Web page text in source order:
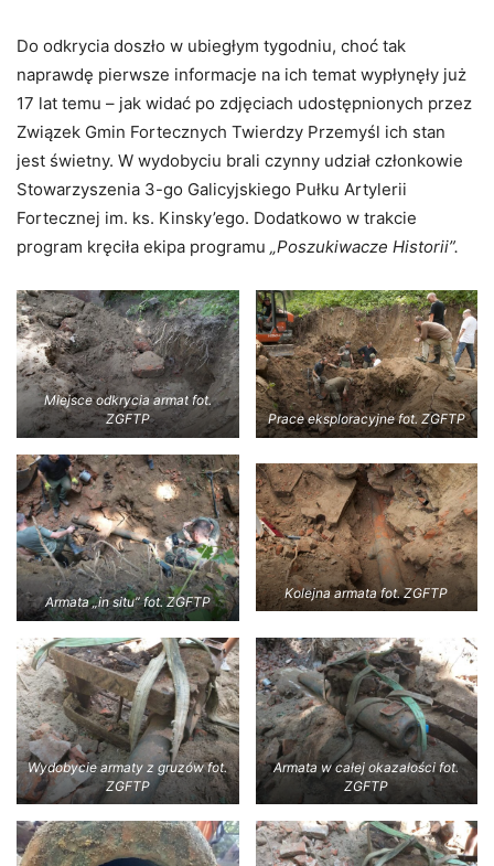
Do odkrycia doszło w ubiegłym tygodniu, choć tak
naprawdę pierwsze informacje na ich temat wypłynęły już
17 lat temu – jak widać po zdjęciach udostępnionych przez
Związek Gmin Fortecznych Twierdzy Przemyśl ich stan
jest świetny. W wydobyciu brali czynny udział członkowie
Stowarzyszenia 3-go Galicyjskiego Pułku Artylerii
Fortecznej im. ks. Kinsky’ego. Dodatkowo w trakcie
program kręciła ekipa programu „Poszukiwacze Historii”.
Miejsce odkrycia armat fot.
ZGFTP
Prace eksploracyjne fot. ZGFTP
Armata „in situ” fot. ZGFTP
Kolejna armata fot. ZGFTP
Wydobycie armaty z gruzów fot.
ZGFTP
Armata w całej okazałości fot.
ZGFTP